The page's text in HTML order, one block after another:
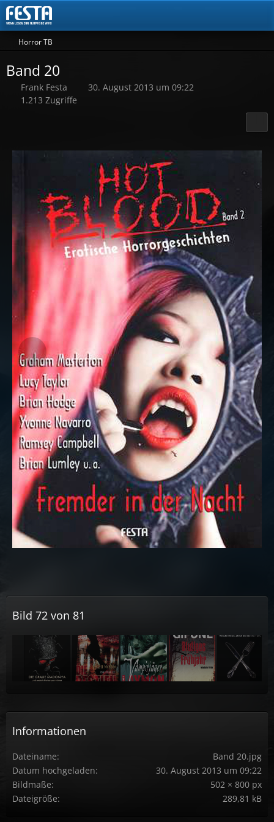
Horror TB
Band 20
Frank Festa
30. August 2013 um 09:22
1.213 Zugriffe
Bild 72 von 81
Informationen
Dateiname
Band 20.jpg
Datum hochgeladen
30. August 2013 um 09:22
Bildmaße
502 × 800 px
Dateigröße
289,81 kB